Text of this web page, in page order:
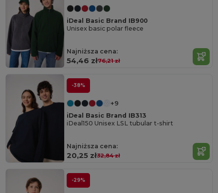
iDeal Basic Brand IB900
Unisex basic polar fleece
Najniższa cena:
54,46 zł76,21 zł
-38%
+9
iDeal Basic Brand IB313
iDeal150 Unisex LSL tubular t-shirt
Najniższa cena:
20,25 zł32,84 zł
-29%